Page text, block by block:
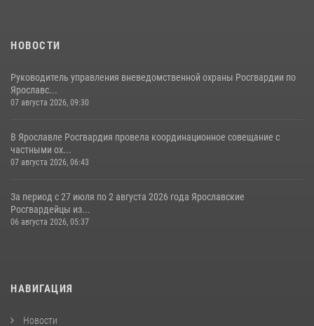
НОВОСТИ
Руководитель управления вневедомственной охраны Росгвардии по
Ярославс...
07 августа 2026, 09:30
В Ярославле Росгвардия провела координационное совещание с
частными ох...
07 августа 2026, 06:43
За период с 27 июля по 2 августа 2026 года Ярославские
Росгвардейцы из...
06 августа 2026, 05:37
НАВИГАЦИЯ
Новости